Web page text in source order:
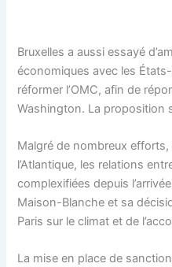
Bruxelles a aussi essayé
économiques avec les
réformer l’OMC, afin de
Washington. La proposition
Malgré de nombreux
l’Atlantique, les relations
complexifiées depuis
Maison-Blanche et sa
Paris sur le climat et de
La mise en place de